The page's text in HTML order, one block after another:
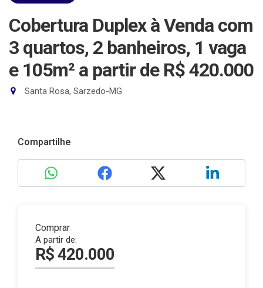
Cobertura Duplex à Venda com
3 quartos, 2 banheiros, 1 vaga
e 105m² a partir de R$ 420.000
Santa Rosa, Sarzedo-MG
Compartilhe
Comprar
A partir de:
R$ 420.000